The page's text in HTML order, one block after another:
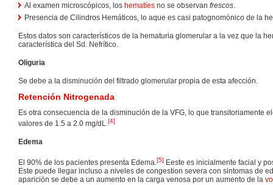
Al examen microscópicos, los hematíes no se observan frescos.
Presencia de Cilindros Hemáticos, lo aque es casi patognomónico de la
Estos datos son característicos de la hematuria glomerular a la vez que la
característica del Sd. Nefrítico.
Oliguria
Se debe a la disminución del filtrado glomerular propia de esta afección.
Retención Nitrogenada
Es otra consecuencia de la disminución de la VFG, lo que transitoriamente
valores de 1.5 a 2.0 mg/dL.
[4]
Edema
El 90% de los pacientes presenta Edema. [5] Eeste es inicialmente facial y
Este puede llegar incluso a niveles de congestion severa con sintomas de
aparición se debe a un aumento en la carga venosa por un aumento de la